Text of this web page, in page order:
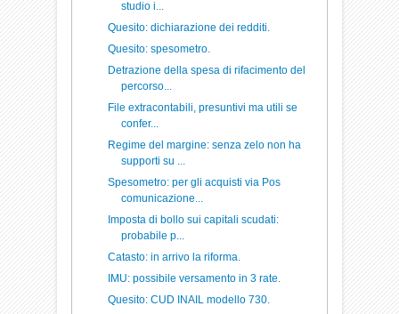
studio i...
Quesito: dichiarazione dei redditi.
Quesito: spesometro.
Detrazione della spesa di rifacimento del
percorso...
File extracontabili, presuntivi ma utili se
confer...
Regime del margine: senza zelo non ha
supporti su ...
Spesometro: per gli acquisti via Pos
comunicazione...
Imposta di bollo sui capitali scudati:
probabile p...
Catasto: in arrivo la riforma.
IMU: possibile versamento in 3 rate.
Quesito: CUD INAIL modello 730.